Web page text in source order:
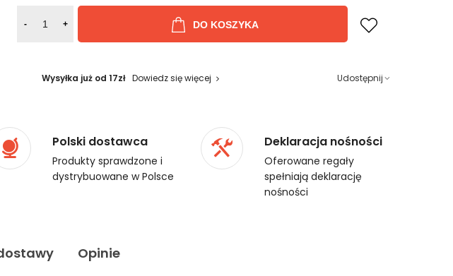
- + DO KOSZYKA
Wysyłka już od 17zł Dowiedz się więcej Udostępnij
Polski dostawca
Produkty sprawdzone i
dystrybuowane w Polsce
Deklaracja nośności
Oferowane regały
spełniają deklarację
nośności
Opinie